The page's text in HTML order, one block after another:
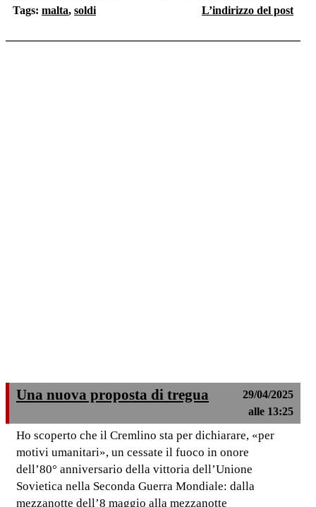
Tags: malta, soldi
L’indirizzo del post
Una nuova proposta di tregua
29/04/2025
alle 13:25
Ho scoperto che il Cremlino sta per dichiarare, «per
motivi umanitari», un cessate il fuoco in onore
dell’80° anniversario della vittoria dell’Unione
Sovietica nella Seconda Guerra Mondiale: dalla
mezzanotte dell’8 maggio alla mezzanotte